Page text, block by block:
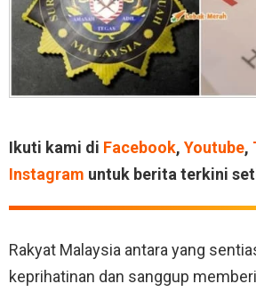
Ikuti kami di Facebook, Youtube,
Instagram untuk berita terkini
Rakyat Malaysia antara yang
keprihatinan dan sanggup